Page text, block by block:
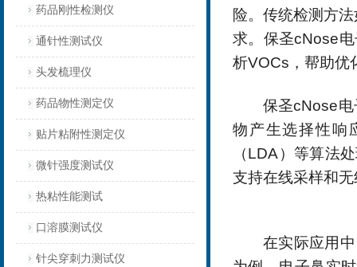
药品刚性检测仪
通针性测试仪
头发梳理仪
药品物性测定仪
贴片粘附性测定仪
微针强度测试仪
热粘性能测试
口溶膜测试仪
针尖穿刺力测试仪
险。传统检测方
求。保圣cNose
析VOCs ，帮助
保圣cNose
物产生选择性响
（LDA ）等算法
支持在线采样和
在实际应用